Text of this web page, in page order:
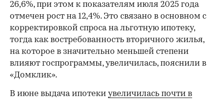
26,6%, при этом к показателям июля 2025 года
отмечен рост на 12,4%. Это связано в основном с
корректировкой спроса на льготную ипотеку,
тогда как востребованность вторичного жилья,
на которое в значительно меньшей степени
влияют госпрограммы, увеличилась, пояснили в
«Домклик».
В июне выдача ипотеки увеличилась почти в